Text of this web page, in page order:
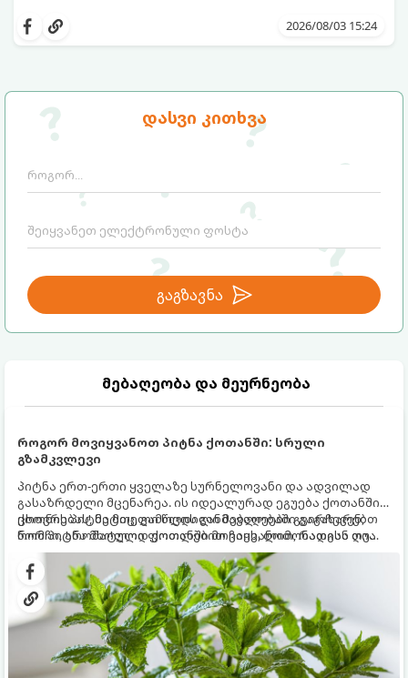
დასვი კითხვა
გაგზავნა
მებაღეობა და მეურნეობა
როგორ მოვიყვანოთ პიტნა ქოთანში: სრული
გზამკვლევი
პიტნა ერთ-ერთი ყველაზე სურნელოვანი და ადვილად
გასაზრდელი მცენარეა. ის იდეალურად ეგუება ქოთანში
ცხოვრებას, მეტიც, გამოცდილი მებაღეები გვირჩევენ,
რომ პიტნა მხოლოდ ქოთანში მოვიყვანოთ, რადგან ღია
გრუნტში (ბაღში) დარგვისას ის ფესვებით ძალიან
სწრაფად ვრცელდება და სხვა მცენარეებს ავიწროებს.
ქოთნის პიტნა მთელი წლის განმავლობაში გაგახარებთ
ნორჩი, არომატული ფოთლებით ჩაის, ლიმონათისა თუ
კერძებისთვის.
დამოუკიდებლად მოიპოვონ.
არ დავეხმარებით, მათ შესაძლოა
გთავაზობთ მებაღეების გამოცდილ
როგორ გადავარჩინოთ ახალგაზრდა ხეები
2026/08/03 15:24